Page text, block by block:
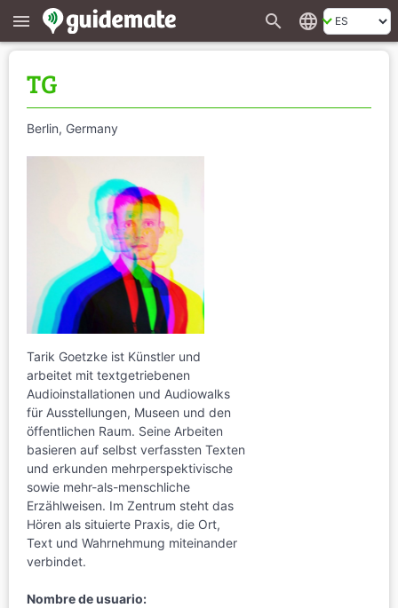
menu search language
TG
Berlin, Germany
Tarik Goetzke ist Künstler und
arbeitet mit textgetriebenen
Audioinstallationen und Audiowalks
für Ausstellungen, Museen und den
öffentlichen Raum. Seine Arbeiten
basieren auf selbst verfassten Texten
und erkunden mehrperspektivische
sowie mehr-als-menschliche
Erzählweisen. Im Zentrum steht das
Hören als situierte Praxis, die Ort,
Text und Wahrnehmung miteinander
verbindet.
Nombre de usuario: